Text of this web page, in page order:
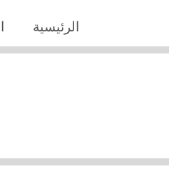
الرئيسية